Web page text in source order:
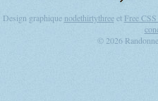
Design graphique nodethirtythreeet Free
© 2026